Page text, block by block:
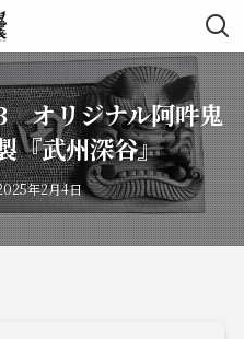
オリジナル阿吽鬼
『武州深谷』
年2月4日